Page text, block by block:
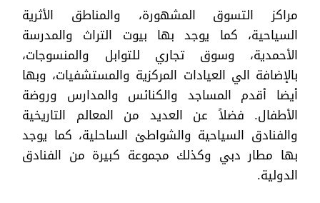
مراكز التسوق المشهورة، والمناطق الأثرية
السياحية، كما يوجد بها بيوت التراث والمدرسة
الأحمدية، وسوق تجاري للتوابل والمنسوجات،
بالإضافة الي العيادات المركزية والمستشفيات، وبها
أيضا أقدم المساجد والكنائس والمدارس وروضة
الأطفال. فضلاً عن العديد من المعالم التاريخية
والفنادق السياحية والشواطئ الساحلية، كما يوجد
بها مطار دبي وكذلك مجموعة كبيرة من الفنادق
الدولية.